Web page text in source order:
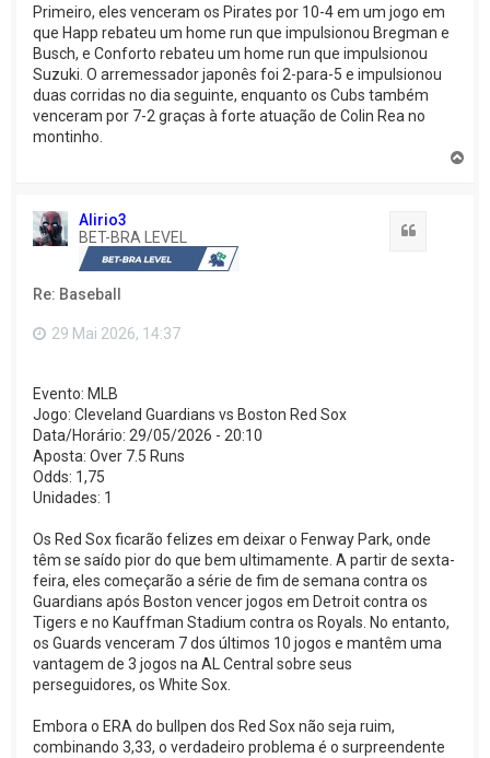
Primeiro, eles venceram os Pirates por 10-4 em um jogo em
que Happ rebateu um home run que impulsionou Bregman e
Busch, e Conforto rebateu um home run que impulsionou
Suzuki. O arremessador japonês foi 2-para-5 e impulsionou
duas corridas no dia seguinte, enquanto os Cubs também
venceram por 7-2 graças à forte atuação de Colin Rea no
montinho.
Alirio3
BET-BRA LEVEL
Re: Baseball
29 Mai 2026, 14:37
Evento: MLB
Jogo: Cleveland Guardians vs Boston Red Sox
Data/Horário: 29/05/2026 - 20:10
Aposta: Over 7.5 Runs
Odds: 1,75
Unidades: 1
Os Red Sox ficarão felizes em deixar o Fenway Park, onde
têm se saído pior do que bem ultimamente. A partir de sexta-
feira, eles começarão a série de fim de semana contra os
Guardians após Boston vencer jogos em Detroit contra os
Tigers e no Kauffman Stadium contra os Royals. No entanto,
os Guards venceram 7 dos últimos 10 jogos e mantêm uma
vantagem de 3 jogos na AL Central sobre seus
perseguidores, os White Sox.
Embora o ERA do bullpen dos Red Sox não seja ruim,
combinando 3,33, o verdadeiro problema é o surpreendente